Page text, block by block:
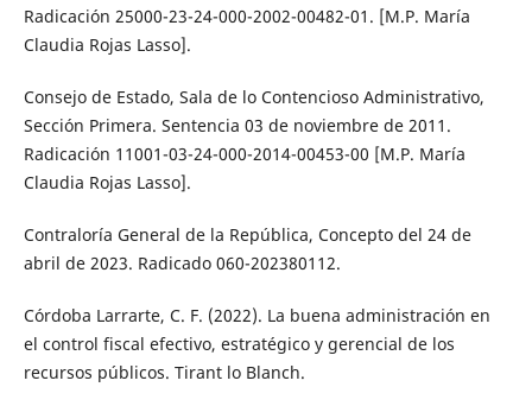
Radicación 25000-23-24-000-2002-00482-01. [M.P. María
Claudia Rojas Lasso].
Consejo de Estado, Sala de lo Contencioso Administrativo,
Sección Primera. Sentencia 03 de noviembre de 2011.
Radicación 11001-03-24-000-2014-00453-00 [M.P. María
Claudia Rojas Lasso].
Contraloría General de la República, Concepto del 24 de
abril de 2023. Radicado 060-202380112.
Córdoba Larrarte, C. F. (2022). La buena administración en
el control fiscal efectivo, estratégico y gerencial de los
recursos públicos. Tirant lo Blanch.